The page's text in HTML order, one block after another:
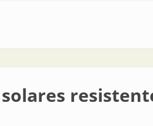
Conexión segura en sistemas fotovoltaicos